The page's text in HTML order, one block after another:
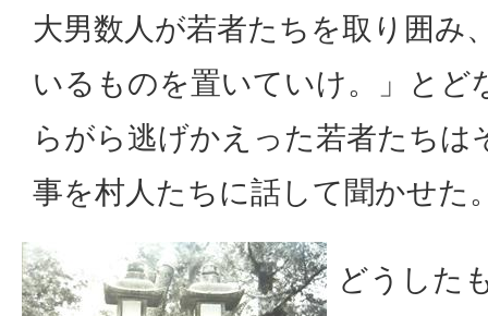
大男数人が若者たちを取り囲み
いるものを置いていけ。」とど
らがら逃げかえった若者たちは
事を村人たちに話して聞かせた
どうした